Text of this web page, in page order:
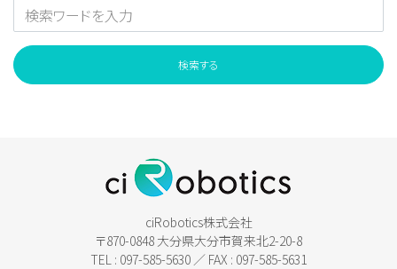
ciRobotics株式会社
〒870-0848 大分県大分市賀来北2-20-8
TEL : 097-585-5630 ／ FAX : 097-585-5631